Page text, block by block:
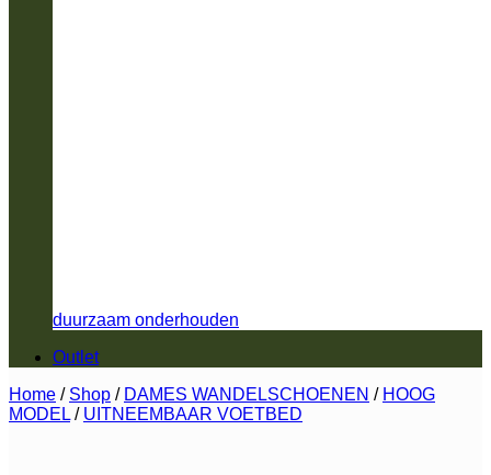
duurzaam onderhouden
Outlet
Home / Shop / DAMES WANDELSCHOENEN / HOOG
MODEL / UITNEEMBAAR VOETBED